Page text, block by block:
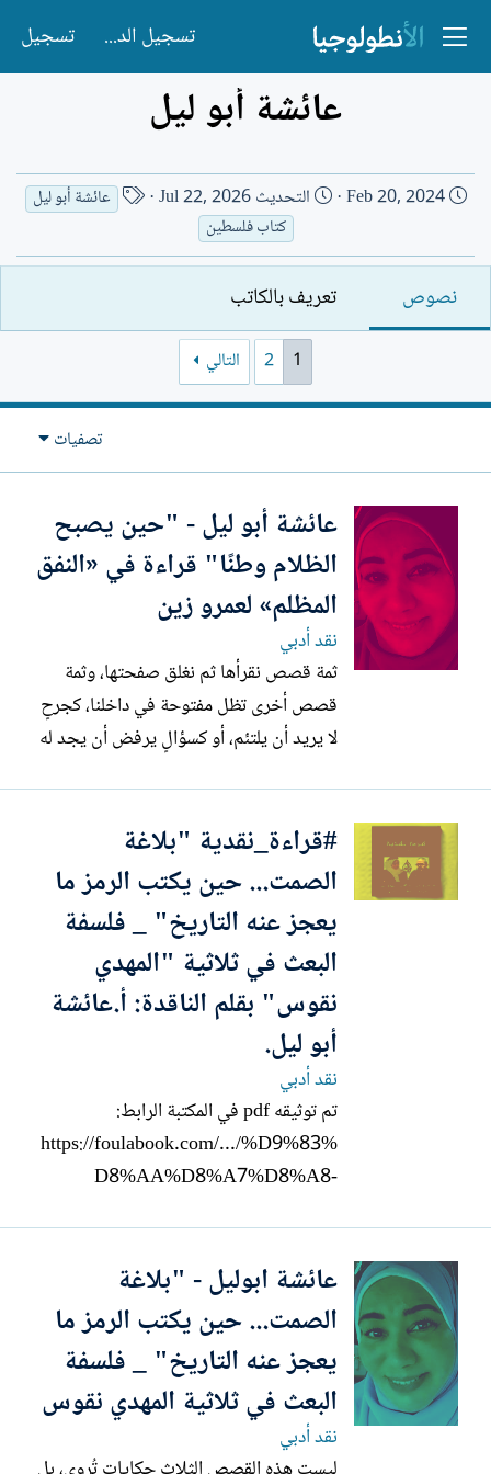
تسجيل الدخول تسجيل
عائشة أبو ليل
ت
ر
ي
خ
ا
ن
Feb 20, 2024 التحديث Jul 22, 2026
ا
م
ا
ك
ب
عائشة أبو ليل
كتاب فلسطين
نصوص تعريف بالكاتب
1
2 التالي
تصفيات
عائشة أبو ليل - "حين يصبح
الظلام وطنًا" قراءة في «النفق
المظلم» لعمرو زين
نقد أدبي
ثمة قصص نقرأها ثم نغلق صفحتها، وثمة
قصص أخرى تظل مفتوحة في داخلنا، كجرحٍ
لا يريد أن يلتئم، أو كسؤالٍ يرفض أن يجد له
إلى السطر الأخير؛ بل ربما هناك، تحديدًا، تبدأ
القصة الحقيقية. منذ العتبة الأولى، يدفعنا
#قراءة_نقدية "بلاغة
الصمت... حين يكتب الرمز ما
يعجز عنه التاريخ" _ فلسفة
البعث في ثلاثية "المهدي
نقوس" بقلم الناقدة: أ.عائشة
أبو ليل.
نقد أدبي
تم توثيقه pdf في المكتبة الرابط:
https://foulabook.com/.../%D9%83%
D8%AA%D8%A7%D8%A8-
ورموزٌ تتخفّى في هيئة وقائع. يكتب المهدي
نقوس نصوصه كما لو أنه ينقّب في الطبقات
العميقة للإنسان، حيث يصبح الألم ذاكرة،
والموت ولادةً أخرى،...
عائشة ابوليل - "بلاغة
الصمت... حين يكتب الرمز ما
يعجز عنه التاريخ" _ فلسفة
البعث في ثلاثية المهدي نقوس
نقد أدبي